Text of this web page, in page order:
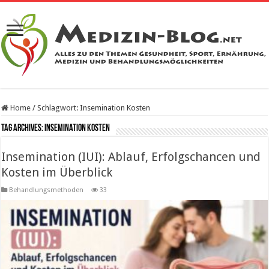
Home / Schlagwort:Insemination Kosten
Tag Archives:Insemination Kosten
Insemination (IUI): Ablauf, Erfolgschancen und
Kosten im Überblick
Behandlungsmethoden 33